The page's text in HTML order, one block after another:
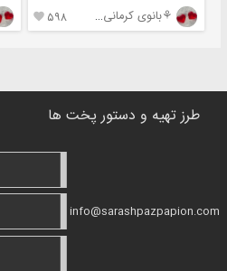
⚘بانوی کرمانی⚘ H ۵۹۸ 
طرز تهیه و دستور پخت ها
info@sarashpazpapion.com